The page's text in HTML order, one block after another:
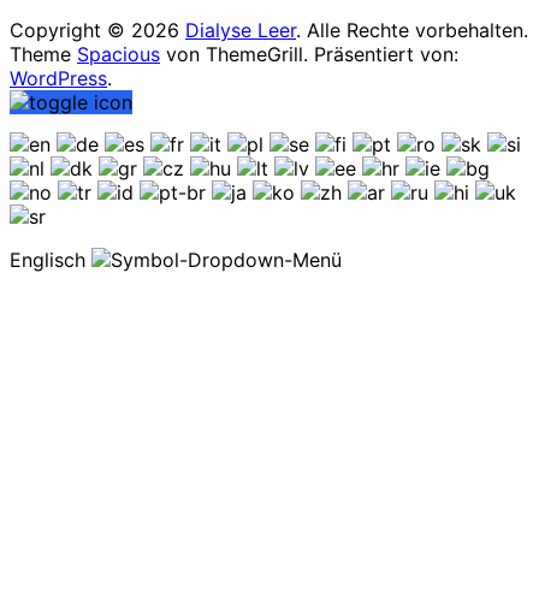
Copyright © 2026 Dialyse Leer. Alle Rechte vorbehalten.
Theme Spacious von ThemeGrill. Präsentiert von:
WordPress.
Englisch